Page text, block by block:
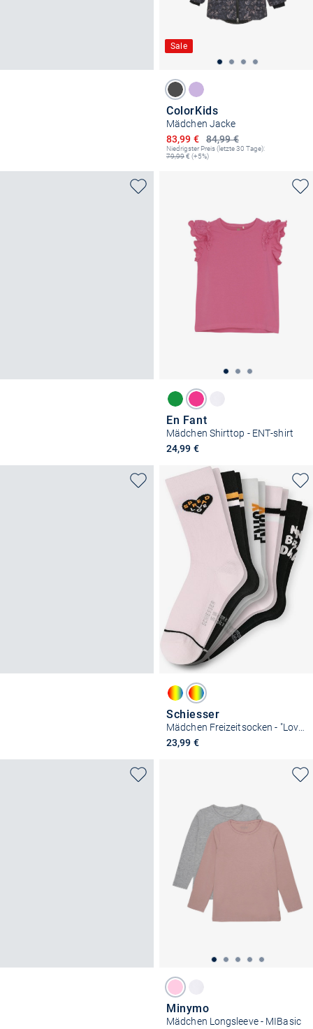
Sale
ColorKids
Mädchen Jacke
84,99 €
Ermäßigter Preis
83,99 €
Niedrigster Preis (letzte 30 Tage):
79,99€ (+5%)
En Fant
Mädchen Shirttop - ENT-shirt
24,99 €
Schiesser
Mädchen Freizeitsocken - "Love"
23,99 €
Minymo
Mädchen Longsleeve - MIBasic